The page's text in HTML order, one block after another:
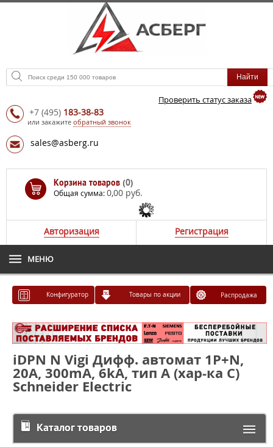
Проверить статус заказа
+7 (495) 183-38-83
или закажите обратный звонок
sales@asberg.ru
Корзина товаров (0)
Общая сумма:0,00 руб.
Авторизация Регистрация
МЕНЮ
Конфигуратор Товары по акции Распродажа
iDPN N Vigi Дифф. автомат 1P+N,
20А, 300mА, 6kА, тип А (хар-ка С)
Schneider Electric
Каталог товаров